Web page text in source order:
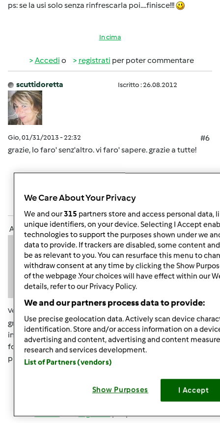
ps: se la usi solo senza rinfrescarla poi....finisce!!!
In cima
Accedi o registrati per poter commentare
scuttidoretta Iscritto : 26.08.2012
Gio, 01/31/2013 - 22:32
#6
grazie, lo faro' senz'altro. vi faro' sapere. grazie a tutte!
per poter commentare
Anonimo (non verificato)
Ven, 02/01/2013 - 15:02
grazie mille avevo capito che se la usavo mi finiva
intendevo se era buona per produrne altra o quella del
fornai era solo per l'uso in quel momento,allora me ne
procurerò un po e vediamo come andrà
In cima
Accedio registratiper poter commentare
We Care About Your Privacy
We and our315 partners store and access personal data,
unique identifiers, on your device. Selecting I Accept
technologies to support the purposes shown under we
data to provide. If trackers are disabled, some content
be as relevant to you. You can resurface this menu to
withdraw consent at any time by clicking the Show
of the webpage .Your choices will have effect within our
details, refer to our Privacy Policy.
We and our partners process data to provide:
Use precise geolocation data. Actively scan device
identification. Store and/or access information on a
advertising and content, advertising and content
research and services development.
List of Partners (vendors)
Show Purposes I Accept